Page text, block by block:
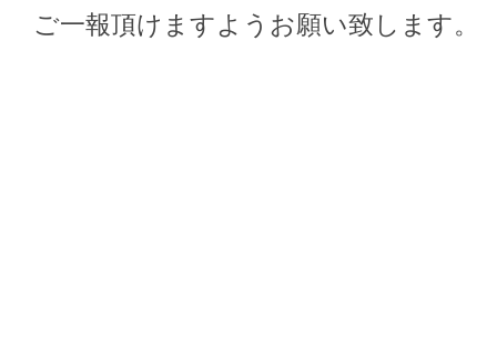
ご一報頂けますようお願い致します。